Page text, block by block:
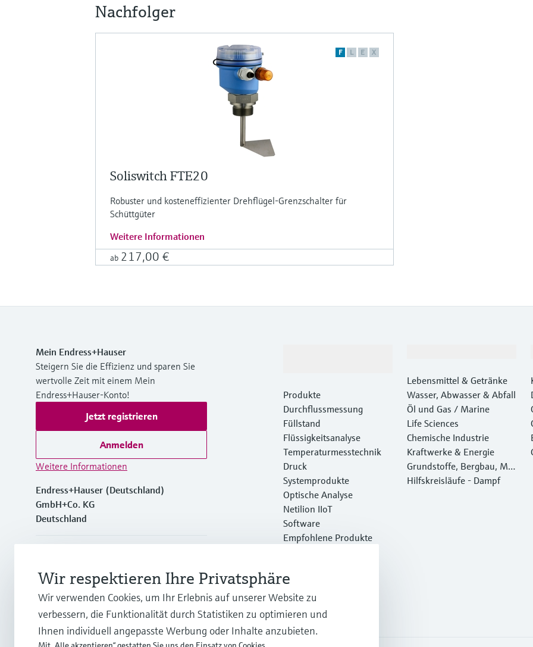
Nachfolger
F L E X
Soliswitch FTE20
Robuster und kosteneffizienter Drehflügel-Grenzschalter für
Schüttgüter
Weitere Informationen
ab 217,00 €
Mein Endress+Hauser
Steigern Sie die Effizienz und sparen Sie
wertvolle Zeit mit einem Mein
Endress+Hauser-Konto!
Jetzt registrieren
Anmelden
Weitere Informationen
Endress+Hauser (Deutschland)
GmbH+Co. KG
Deutschland
+49 (0)7621 97501
info.de@endress.com
Produkte
Durchflussmessung
Füllstand
Flüssigkeitsanalyse
Temperaturmesstechnik
Druck
Systemprodukte
Optische Analyse
Netilion IIoT
Software
Empfohlene Produkte
Lebensmittel & Getränke
Wasser, Abwasser & Abfall
Öl und Gas / Marine
Life Sciences
Chemische Industrie
Kraftwerke & Energie
Grundstoffe, Bergbau, Met
alle
Hilfskreisläufe - Dampf
Wir respektieren Ihre Privatsphäre
Wir verwenden Cookies, um Ihr Erlebnis auf unserer Website zu
verbessern, die Funktionalität durch Statistiken zu optimieren und
Ihnen individuell angepasste Werbung oder Inhalte anzubieten.